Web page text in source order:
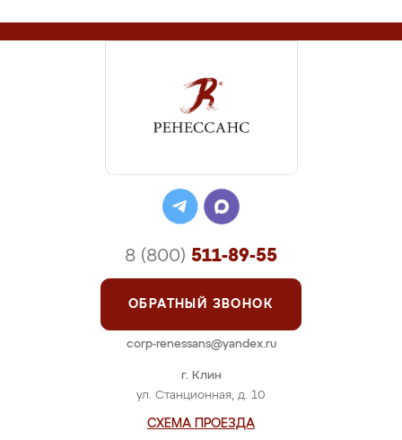
г. Клин
ул. Станционная, д. 10
СХЕМА ПРОЕЗДА
8 (800) 511-89-55
ОБРАТНЫЙ ЗВОНОК
corp-renessans@yandex.ru